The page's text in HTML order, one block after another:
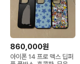
860,000원
아이폰 14 프로 맥스 딥퍼